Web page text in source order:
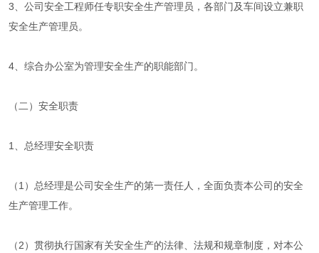
3、公司安全工程师任专职安全生产管理员，各部门及车间设立兼职
安全生产管理员。
4、综合办公室为管理安全生产的职能部门。
（二）安全职责
1、总经理安全职责
（1）总经理是公司安全生产的第一责任人，全面负责本公司的安全
生产管理工作。
（2）贯彻执行国家有关安全生产的法律、法规和规章制度，对本公